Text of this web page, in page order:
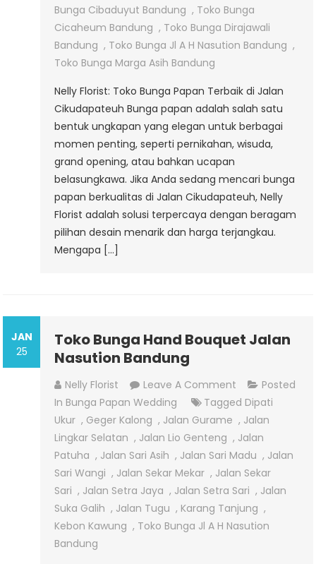
Bunga Cibaduyut Bandung , Toko Bunga
Cicaheum Bandung , Toko Bunga Dirajawali
Bandung , Toko Bunga Jl A H Nasution Bandung ,
Toko Bunga Marga Asih Bandung
Nelly Florist: Toko Bunga Papan Terbaik di Jalan
Cikudapateuh Bunga papan adalah salah satu
bentuk ungkapan yang elegan untuk berbagai
momen penting, seperti pernikahan, wisuda,
grand opening, atau bahkan ucapan
belasungkawa. Jika Anda sedang mencari bunga
papan berkualitas di Jalan Cikudapateuh, Nelly
Florist adalah solusi terpercaya dengan beragam
pilihan desain menarik dan harga terjangkau.
Mengapa […]
JAN
25
Toko Bunga Hand Bouquet Jalan
Nasution Bandung
Nelly Florist Leave A Comment On
Toko
Bunga
Hand
Bouquet
Jalan
Nasution
Bandung
Posted
In Bunga Papan Wedding Tagged Dipati
Ukur , Geger Kalong , Jalan Gurame , Jalan
Lingkar Selatan , Jalan Lio Genteng , Jalan
Patuha , Jalan Sari Asih , Jalan Sari Madu , Jalan
Sari Wangi , Jalan Sekar Mekar , Jalan Sekar
Sari , Jalan Setra Jaya , Jalan Setra Sari , Jalan
Suka Galih , Jalan Tugu , Karang Tanjung ,
Kebon Kawung , Toko Bunga Jl A H Nasution
Bandung